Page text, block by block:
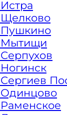
Щелково
Пушкино
Мытищи
Одинцово